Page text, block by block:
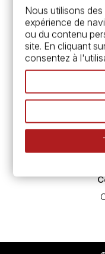
Devis
Pass
Nos
Le
Différence
Préparer une
Nous utilisons
expérience de
ou du contenu
site. En cliquant
consentez à